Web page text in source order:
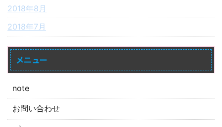
2018年8月
2018年7月
メニュー
note
お問い合わせ